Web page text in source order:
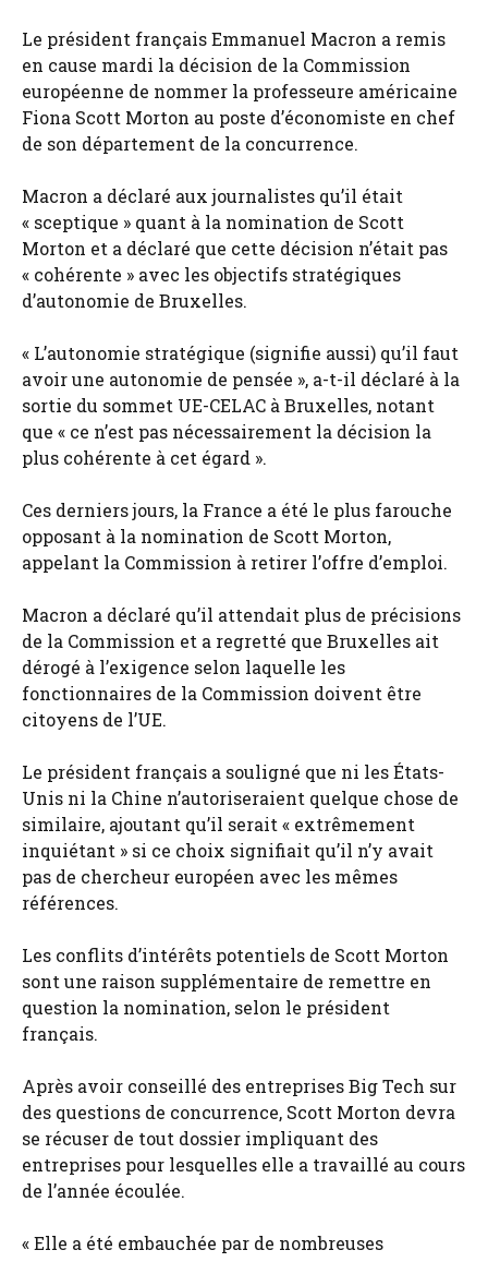
Le président français Emmanuel Macron a remis
en cause mardi la décision de la Commission
européenne de nommer la professeure américaine
Fiona Scott Morton au poste d’économiste en chef
de son département de la concurrence.
Macron a déclaré aux journalistes qu’il était
« sceptique » quant à la nomination de Scott
Morton et a déclaré que cette décision n’était pas
« cohérente » avec les objectifs stratégiques
d’autonomie de Bruxelles.
« L’autonomie stratégique (signifie aussi) qu’il faut
avoir une autonomie de pensée », a-t-il déclaré à la
sortie du sommet UE-CELAC à Bruxelles, notant
que « ce n’est pas nécessairement la décision la
plus cohérente à cet égard ».
Ces derniers jours, la France a été le plus farouche
opposant à la nomination de Scott Morton,
appelant la Commission à retirer l’offre d’emploi.
Macron a déclaré qu’il attendait plus de précisions
de la Commission et a regretté que Bruxelles ait
dérogé à l’exigence selon laquelle les
fonctionnaires de la Commission doivent être
citoyens de l’UE.
Le président français a souligné que ni les États-
Unis ni la Chine n’autoriseraient quelque chose de
similaire, ajoutant qu’il serait « extrêmement
inquiétant » si ce choix signifiait qu’il n’y avait
pas de chercheur européen avec les mêmes
références.
Les conflits d’intérêts potentiels de Scott Morton
sont une raison supplémentaire de remettre en
question la nomination, selon le président
français.
Après avoir conseillé des entreprises Big Tech sur
des questions de concurrence, Scott Morton devra
se récuser de tout dossier impliquant des
entreprises pour lesquelles elle a travaillé au cours
de l’année écoulée.
« Elle a été embauchée par de nombreuses